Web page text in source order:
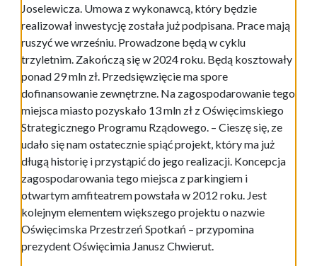
Joselewicza. Umowa z wykonawcą, który będzie
realizował inwestycję została już podpisana. Prace mają
ruszyć we wrześniu. Prowadzone będą w cyklu
trzyletnim. Zakończą się w 2024 roku. Będą kosztowały
ponad 29 mln zł. Przedsięwzięcie ma spore
dofinansowanie zewnętrzne. Na zagospodarowanie tego
miejsca miasto pozyskało 13 mln zł z Oświęcimskiego
Strategicznego Programu Rządowego. – Cieszę się, ze
udało się nam ostatecznie spiąć projekt, który ma już
długą historię i przystąpić do jego realizacji. Koncepcja
zagospodarowania tego miejsca z parkingiem i
otwartym amfiteatrem powstała w 2012 roku. Jest
kolejnym elementem większego projektu o nazwie
Oświęcimska Przestrzeń Spotkań – przypomina
prezydent Oświęcimia Janusz Chwierut.